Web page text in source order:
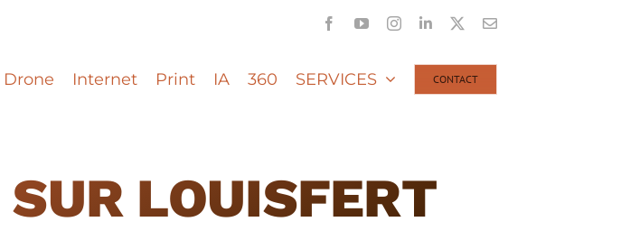
FacebookYouTubeInstagramLinkedIn Email
Drone Internet Print IA 360 SERVICES CONTACT
SUR LOUISFERT